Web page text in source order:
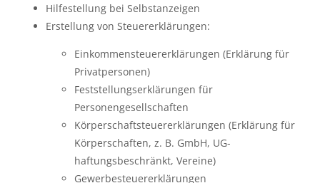
Hilfestellung bei Selbstanzeigen
Erstellung von Steuererklärungen:
Einkommensteuererklärungen (Erklärung für
Privatpersonen)
Feststellungserklärungen für
Personengesellschaften
Körperschaftsteuererklärungen (Erklärung für
Körperschaften, z. B. GmbH, UG-
haftungsbeschränkt, Vereine)
Gewerbesteuererklärungen